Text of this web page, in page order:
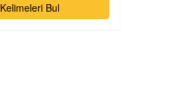
Kelimeleri Bul